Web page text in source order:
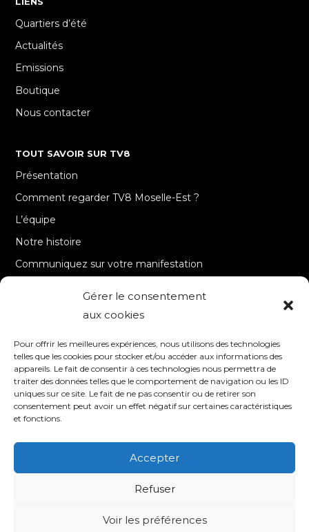
Gérer le consentement
aux cookies
Pour offrir les meilleures expériences, nous utilisons des technologies
telles que les cookies pour stocker et/ou accéder aux informations des
appareils. Le fait de consentir à ces technologies nous permettra de
traiter des données telles que le comportement de navigation ou les ID
uniques sur ce site. Le fait de ne pas consentir ou de retirer son
consentement peut avoir un effet négatif sur certaines caractéristiques
et fonctions.
Accepter
Refuser
Voir les préférences
Quartiers d’été
Actualités
Emissions
Boutique
Nous contacter
TOUT SAVOIR SUR TV8
Présentation
Comment regarder TV8 Moselle-Est ?
L’équipe
Notre histoire
Communiquez sur votre manifestation
Contact
Mentions Légales / Crédits
Politique de cookies (UE)
Politique de confidentialité – RGPD
© 2020 TV8 Moselle-Est - 9 avenue Saint-Remy - 57600 FORBACH -